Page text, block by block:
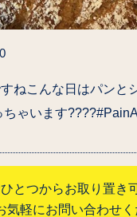
ねこんな日はパンと
ちゃいます
とつからお取り置き
気軽にお問い合わせ